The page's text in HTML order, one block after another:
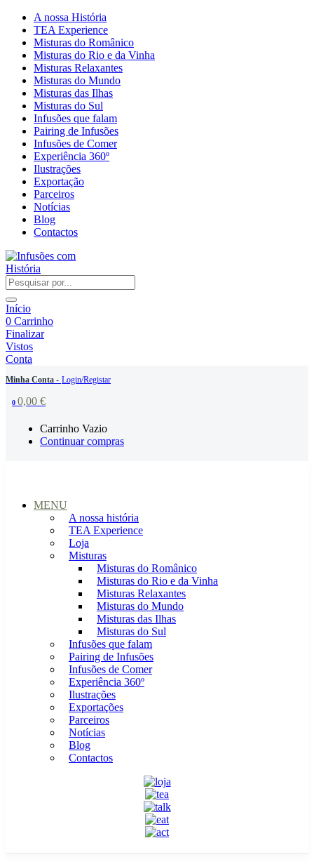
A nossa História
TEA Experience
Misturas do Românico
Misturas do Rio e da Vinha
Misturas Relaxantes
Misturas do Mundo
Misturas das Ilhas
Misturas do Sul
Infusões que falam
Pairing de Infusões
Infusões de Comer
Experiência 360º
Ilustrações
Exportação
Parceiros
Notícias
Blog
Contactos
Início
0 Carrinho
Finalizar
Vistos
Conta
Minha Conta - Login/Registar
0 0,00 €
Carrinho Vazio
Continuar compras
MENU
A nossa história
TEA Experience
Loja
Misturas
Misturas do Românico
Misturas do Rio e da Vinha
Misturas Relaxantes
Misturas do Mundo
Misturas das Ilhas
Misturas do Sul
Infusões que falam
Pairing de Infusões
Infusões de Comer
Experiência 360º
Ilustrações
Exportações
Parceiros
Notícias
Blog
Contactos